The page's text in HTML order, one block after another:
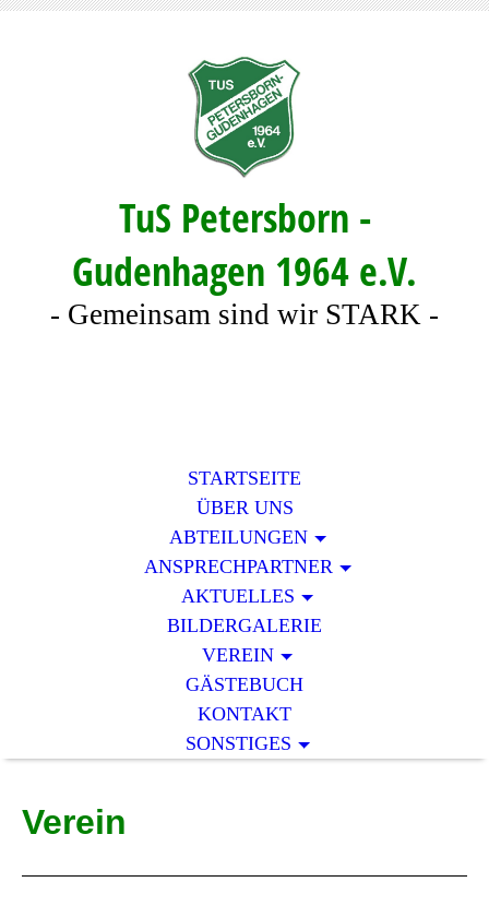
TuS Petersborn -
Gudenhagen 1964 e.V.
- Gemeinsam sind wir STARK -
STARTSEITE
ÜBER UNS
ABTEILUNGEN
ANSPRECHPARTNER
AKTUELLES
BILDERGALERIE
VEREIN
GÄSTEBUCH
KONTAKT
SONSTIGES
Verein